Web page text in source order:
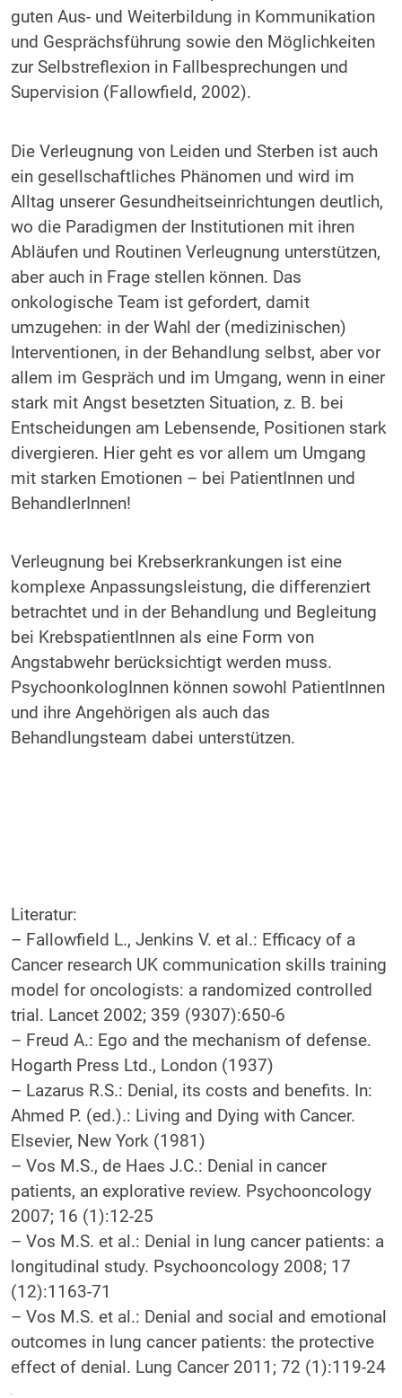
guten Aus- und Weiterbildung in Kommunikation
und Gesprächsführung sowie den Möglichkeiten
zur Selbstreflexion in Fallbesprechungen und
Supervision (Fallowfield, 2002).
Die Verleugnung von Leiden und Sterben ist auch
ein gesellschaftliches Phänomen und wird im
Alltag unserer Gesundheitseinrichtungen deutlich,
wo die Paradigmen der Institutionen mit ihren
Abläufen und Routinen Verleugnung unterstützen,
aber auch in Frage stellen können. Das
onkologische Team ist gefordert, damit
umzugehen: in der Wahl der (medizinischen)
Interventionen, in der Behandlung selbst, aber vor
allem im Gespräch und im Umgang, wenn in einer
stark mit Angst besetzten Situation, z. B. bei
Entscheidungen am Lebensende, Positionen stark
divergieren. Hier geht es vor allem um Umgang
mit starken Emotionen – bei PatientInnen und
BehandlerInnen!
Verleugnung bei Krebserkrankungen ist eine
komplexe Anpassungsleistung, die differenziert
betrachtet und in der Behandlung und Begleitung
bei KrebspatientInnen als eine Form von
Angstabwehr berücksichtigt werden muss.
PsychoonkologInnen können sowohl PatientInnen
und ihre Angehörigen als auch das
Behandlungsteam dabei unterstützen.
Literatur:
– Fallowfield L., Jenkins V. et al.: Efficacy of a
Cancer research UK communication skills training
model for oncologists: a randomized controlled
trial. Lancet 2002; 359 (9307):650-6
– Freud A.: Ego and the mechanism of defense.
Hogarth Press Ltd., London (1937)
– Lazarus R.S.: Denial, its costs and benefits. In:
Ahmed P. (ed.).: Living and Dying with Cancer.
Elsevier, New York (1981)
– Vos M.S., de Haes J.C.: Denial in cancer
patients, an explorative review. Psychooncology
2007; 16 (1):12-25
– Vos M.S. et al.: Denial in lung cancer patients: a
longitudinal study. Psychooncology 2008; 17
(12):1163-71
– Vos M.S. et al.: Denial and social and emotional
outcomes in lung cancer patients: the protective
effect of denial. Lung Cancer 2011; 72 (1):119-24